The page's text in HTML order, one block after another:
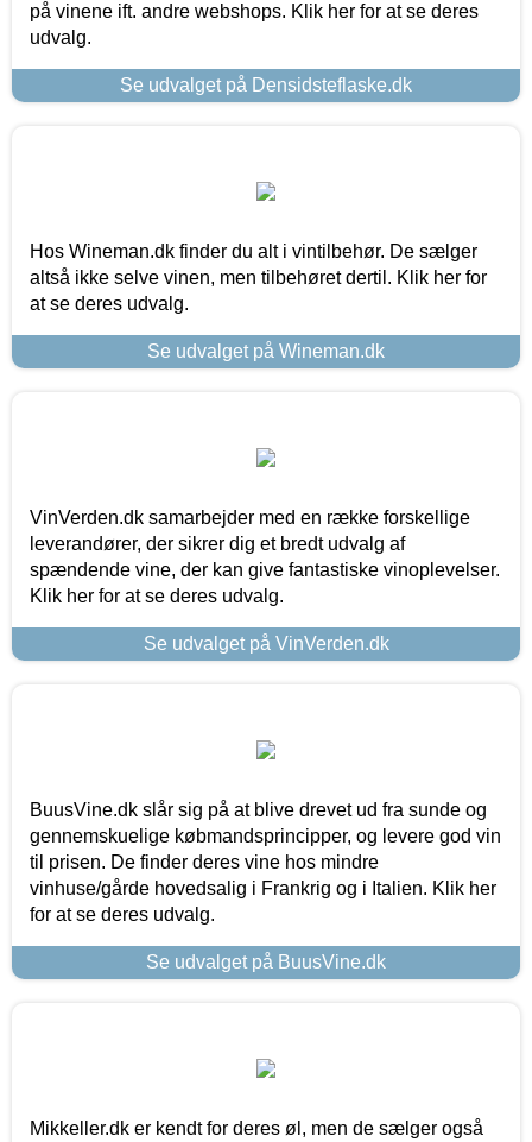
på vinene ift. andre webshops. Klik her for at se deres
udvalg.
Se udvalget på Densidsteflaske.dk
Hos Wineman.dk finder du alt i vintilbehør. De sælger
altså ikke selve vinen, men tilbehøret dertil. Klik her for
at se deres udvalg.
Se udvalget på Wineman.dk
VinVerden.dk samarbejder med en række forskellige
leverandører, der sikrer dig et bredt udvalg af
spændende vine, der kan give fantastiske vinoplevelser.
Klik her for at se deres udvalg.
Se udvalget på VinVerden.dk
BuusVine.dk slår sig på at blive drevet ud fra sunde og
gennemskuelige købmandsprincipper, og levere god vin
til prisen. De finder deres vine hos mindre
vinhuse/gårde hovedsalig i Frankrig og i Italien. Klik her
for at se deres udvalg.
Se udvalget på BuusVine.dk
Mikkeller.dk er kendt for deres øl, men de sælger også